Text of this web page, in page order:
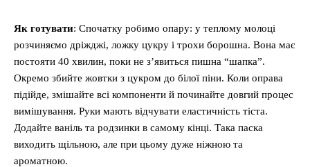
Як готувати: Спочатку робимо опару: у теплому молоці
розчиняємо дріжджі, ложку цукру і трохи борошна. Вона має
постояти 40 хвилин, поки не з’явиться пишна “шапка”.
Окремо збийте жовтки з цукром до білої піни. Коли оправа
підійде, змішайте всі компоненти й починайте довгий процес
вимішування. Руки мають відчувати еластичність тіста.
Додайте ваніль та родзинки в самому кінці. Така паска
виходить щільною, але при цьому дуже ніжною та
ароматною.